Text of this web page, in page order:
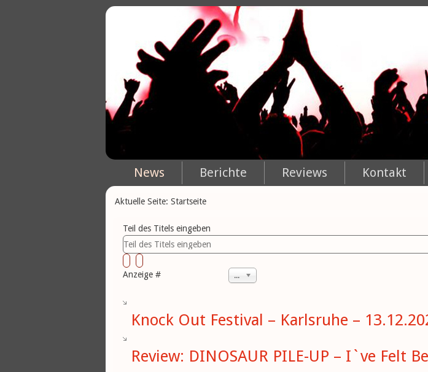
News Berichte Reviews Kontakt
Aktuelle Seite: Startseite
Teil des Titels eingeben
Anzeige # 20
Knock Out Festival – Karlsruhe –
Review: DINOSAUR PILE-UP – I`ve Felt